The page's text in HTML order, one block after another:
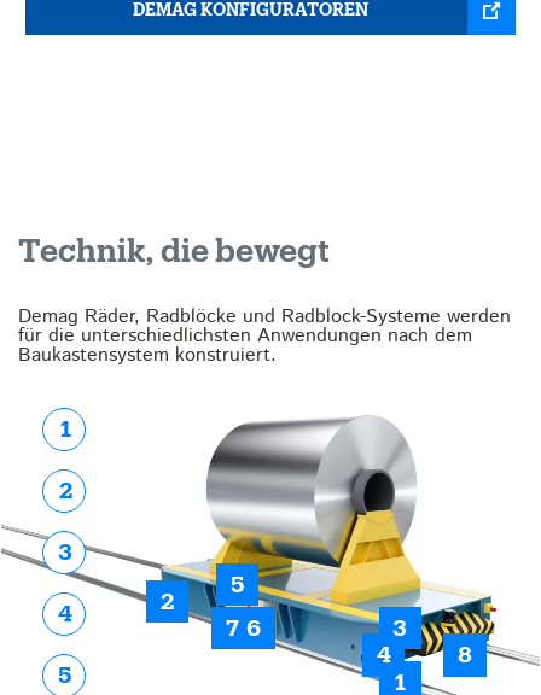
DEMAG KONFIGURATOREN
Technik, die bewegt
Demag Räder, Radblöcke und Radblock-Systeme werden
für die unterschiedlichsten Anwendungen nach dem
Baukastensystem konstruiert.
1
2
3
4
5 1
2
3
4
5
6
7
8